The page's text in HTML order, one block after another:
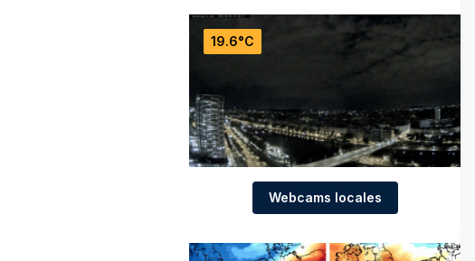
19.6°C
Webcams locales